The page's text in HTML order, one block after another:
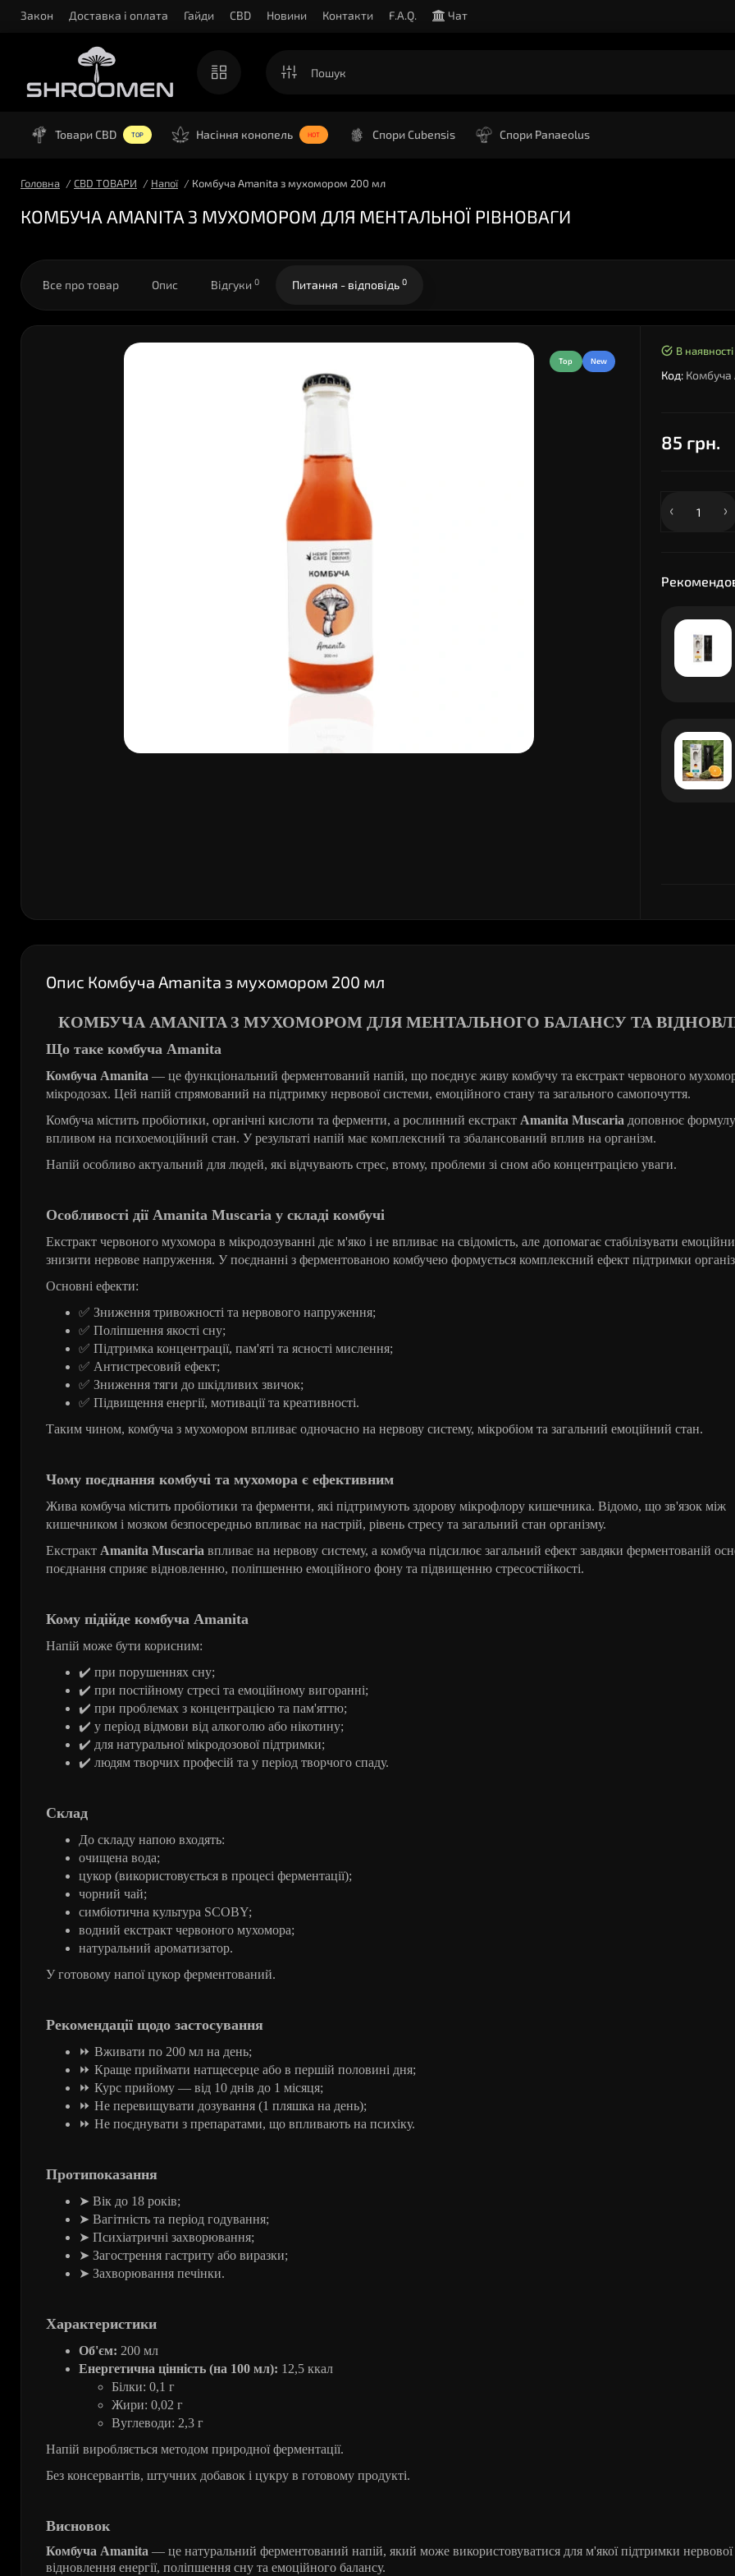
Закон Доставка і оплата Гайди CBD Новини Контакти F.A.Q. Чат
Товари CBD TOP Насіння конопель HOT Спори Cubensis Спори Panaeolus
Головна CBD ТОВАРИ Напої Комбуча Amanita з мухомором 200 мл
КОМБУЧА AMANITA З МУХОМОРОМ ДЛЯ МЕНТАЛЬНОЇ РІВНОВАГИ
Все про товар Опис Відгуки 0 Питання - відповідь 0
Top New
В наявності
Код: Комбуча
85 грн.
Опис Комбуча Amanita з мухомором 200 мл
КОМБУЧА AMANITA З МУХОМОРОМ ДЛЯ МЕНТАЛЬНОГО БАЛАНСУ ТА
Що таке комбуча Amanita
Комбуча Amanita — це функціональний ферментований напій, що поєднує живу комбучу та екстракт червоного
мікродозах. Цей напій спрямований на підтримку нервової системи, емоційного стану та загального самопочуття.
Комбуча містить пробіотики, органічні кислоти та ферменти, а рослинний екстракт Amanita Muscaria доповнює
впливом на психоемоційний стан. У результаті напій має комплексний та збалансований вплив на організм.
Напій особливо актуальний для людей, які відчувають стрес, втому, проблеми зі сном або концентрацією уваги.
Особливості дії Amanita Muscaria у складі комбучі
Екстракт червоного мухомора в мікродозуванні діє м'яко і не впливає на свідомість, але допомагає стабілізувати
знизити нервове напруження. У поєднанні з ферментованою комбучею формується комплексний ефект підтримки
Основні ефекти:
✅ Зниження тривожності та нервового напруження;
✅ Поліпшення якості сну;
✅ Підтримка концентрації, пам'яті та ясності мислення;
✅ Антистресовий ефект;
✅ Зниження тяги до шкідливих звичок;
✅ Підвищення енергії, мотивації та креативності.
Таким чином, комбуча з мухомором впливає одночасно на нервову систему, мікробіом та загальний емоційний стан.
Чому поєднання комбучі та мухомора є ефективним
Жива комбуча містить пробіотики та ферменти, які підтримують здорову мікрофлору кишечника. Відомо, що зв'язок між
кишечником і мозком безпосередньо впливає на настрій, рівень стресу та загальний стан організму.
Екстракт Amanita Muscaria впливає на нервову систему, а комбуча підсилює загальний ефект завдяки ферментованій
поєднання сприяє відновленню, поліпшенню емоційного фону та підвищенню стресостійкості.
Кому підійде комбуча Amanita
Напій може бути корисним:
✔️ при порушеннях сну;
✔️ при постійному стресі та емоційному вигоранні;
✔️ при проблемах з концентрацією та пам'яттю;
✔️ у період відмови від алкоголю або нікотину;
✔️ для натуральної мікродозової підтримки;
✔️ людям творчих професій та у період творчого спаду.
Склад
До складу напою входять:
очищена вода;
цукор (використовується в процесі ферментації);
чорний чай;
симбіотична культура SCOBY;
водний екстракт червоного мухомора;
натуральний ароматизатор.
У готовому напої цукор ферментований.
Рекомендації щодо застосування
⏩ Вживати по 200 мл на день;
⏩ Краще приймати натщесерце або в першій половині дня;
⏩ Курс прийому — від 10 днів до 1 місяця;
⏩ Не перевищувати дозування (1 пляшка на день);
⏩ Не поєднувати з препаратами, що впливають на психіку.
Протипоказання
➤ Вік до 18 років;
➤ Вагітність та період годування;
➤ Психіатричні захворювання;
➤ Загострення гастриту або виразки;
➤ Захворювання печінки.
Характеристики
Об'єм: 200 мл
Енергетична цінність (на 100 мл): 12,5 ккал
Білки: 0,1 г
Жири: 0,02 г
Вуглеводи: 2,3 г
Напій виробляється методом природної ферментації.
Без консервантів, штучних добавок і цукру в готовому продукті.
Висновок
Комбуча Amanita — це натуральний ферментований напій, який може використовуватися для м'якої підтримки нервової
відновлення енергії, поліпшення сну та емоційного балансу.